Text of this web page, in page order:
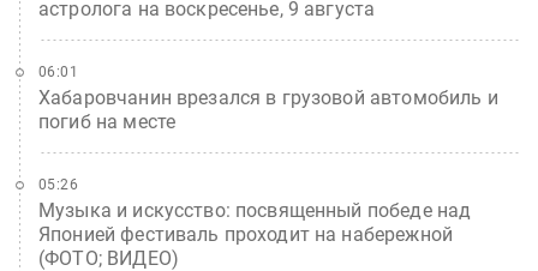
астролога на воскресенье, 9 августа
Хабаровчанин врезался в грузовой автомобиль и
погиб на месте
06:01
Музыка и искусство: посвященный победе над
Японией фестиваль проходит на набережной
(ФОТО; ВИДЕО)
05:26